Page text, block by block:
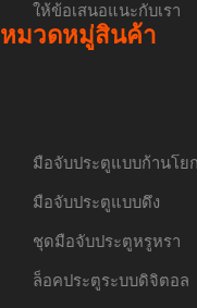
ให้ข้อเสนอแนะกับเรา
หมวดหมู่สินค้า
มือจับประตูแบบก้านโยก
มือจับประตูแบบดึง
ชุดมือจับประตูหรูหรา
ล็อคประตูระบบดิจิตอล